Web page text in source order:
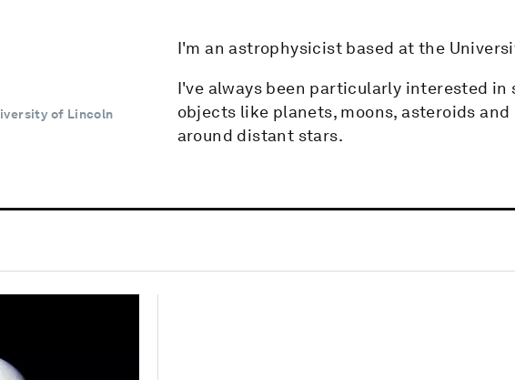
of Lincoln
I'm an astrophysicist based at the
I've always been particularly interested
objects like planets, moons, asteroids
around distant stars.